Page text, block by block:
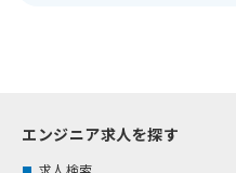
エンジニア求人を探す
求人検索